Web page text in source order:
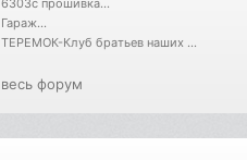
6303с прошивка...
Гараж...
ТЕРЕМОК-Клуб братьев наших ...
весь форум